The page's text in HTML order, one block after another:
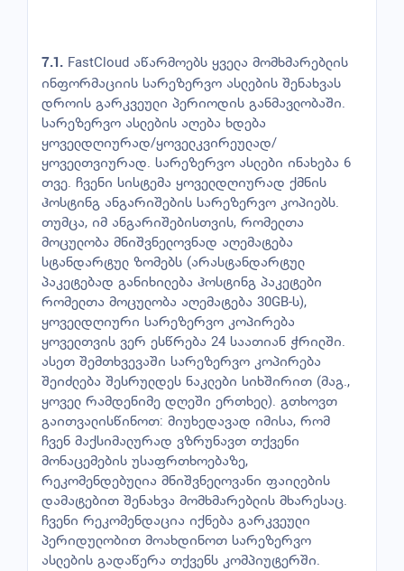
7.1. FastCloud აწარმოებს ყველა მომხმარებლის
ინფორმაციის სარეზერვო ასლების შენახვას
დროის გარკვეული პერიოდის განმავლობაში.
სარეზერვო ასლების აღება ხდება
ყოველდღიურად/ყოველკვირეულად/
ყოველთვიურად. სარეზერვო ასლები ინახება 6
თვე. ჩვენი სისტემა ყოველდღიურად ქმნის
ჰოსტინგ ანგარიშების სარეზერვო კოპიებს.
თუმცა, იმ ანგარიშებისთვის, რომელთა
მოცულობა მნიშვნელოვნად აღემატება
სტანდარტულ ზომებს (არასტანდარტულ
პაკეტებად განიხილება ჰოსტინგ პაკეტები
რომელთა მოცულობა აღემატება 30GB-ს),
ყოველდღიური სარეზერვო კოპირება
ყოველთვის ვერ ესწრება 24 საათიან ჭრილში.
ასეთ შემთხვევაში სარეზერვო კოპირება
შეიძლება შესრულდეს ნაკლები სიხშირით (მაგ.,
ყოველ რამდენიმე დღეში ერთხელ). გთხოვთ
გაითვალისწინოთ: მიუხედავად იმისა, რომ
ჩვენ მაქსიმალურად ვზრუნავთ თქვენი
მონაცემების უსაფრთხოებაზე,
რეკომენდებულია მნიშვნელოვანი ფაილების
დამატებით შენახვა მომხმარებლის მხარესაც.
ჩვენი რეკომენდაცია იქნება გარკვეული
პერიდულობით მოახდინოთ სარეზერვო
ასლების გადაწერა თქვენს კომპიუტერში.